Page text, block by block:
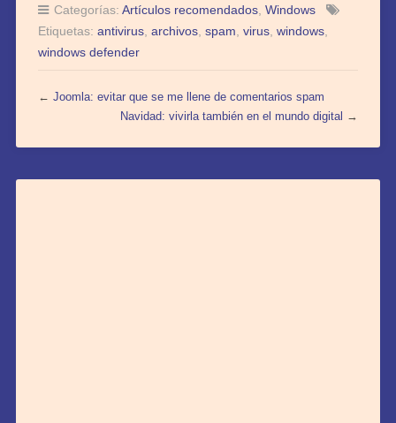
Categorías: Artículos recomendados, Windows
Etiquetas: antivirus, archivos, spam virus, windows,
windows defender
← Joomla: evitar que se me llene de comentarios spam
Navidad: vivirla también en el mundo digital →